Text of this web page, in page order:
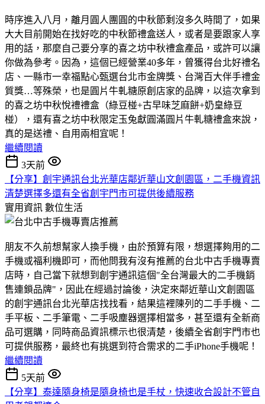
時序進入八月，離月圓人團圓的中秋節剩沒多久時間了，如果
大大目前開始在找好吃的中秋節禮盒送人，或者是要跟家人享
用的話，那麼自己要分享的喜之坊中秋禮盒產品，或許可以讓
你做為參考。因為，這個已經營業40多年，曾獲得台北好禮名
店、一縣市一幸福點心甄選台北市金牌獎、台灣百大伴手禮金
質獎…等殊榮，也是圓片牛軋糖原創店家的品牌，以這次拿到
的喜之坊中秋悅禮禮盒（綠豆椪+古早味芝麻餅+奶皇綠豆
椪），還有喜之坊中秋限定玉兔獻圓滿圓片牛軋糖禮盒來說，
真的是送禮、自用兩相宜呢！
繼續閱讀
3天前
【分享】創宇通訊台北光華店鄰近華山文創園區，二手機資訊
清楚選擇多還有全省創宇門市可提供後續服務
實用資訊 數位生活
朋友不久前想幫家人換手機，由於預算有限，想選擇夠用的二
手機或福利機即可，而他問我有沒有推薦的台北中古手機專賣
店時，自己當下就想到創宇通訊這個"全台灣最大的二手機銷
售連鎖品牌"，因此在經過討論後，決定來鄰近華山文創園區
的創宇通訊台北光華店找找看，結果這裡陳列的二手手機、二
手平板、二手筆電、二手吸塵器選擇相當多，甚至還有全新商
品可選購，同時商品資訊標示也很清楚，後續全省創宇門市也
可提供服務，最終也有挑選到符合需求的二手iPhone手機呢！
繼續閱讀
5天前
【分享】泰達隨身椅是隨身椅也是手杖，快速收合設計不管自